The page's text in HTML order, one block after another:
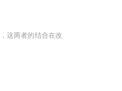
这两者的结合在改